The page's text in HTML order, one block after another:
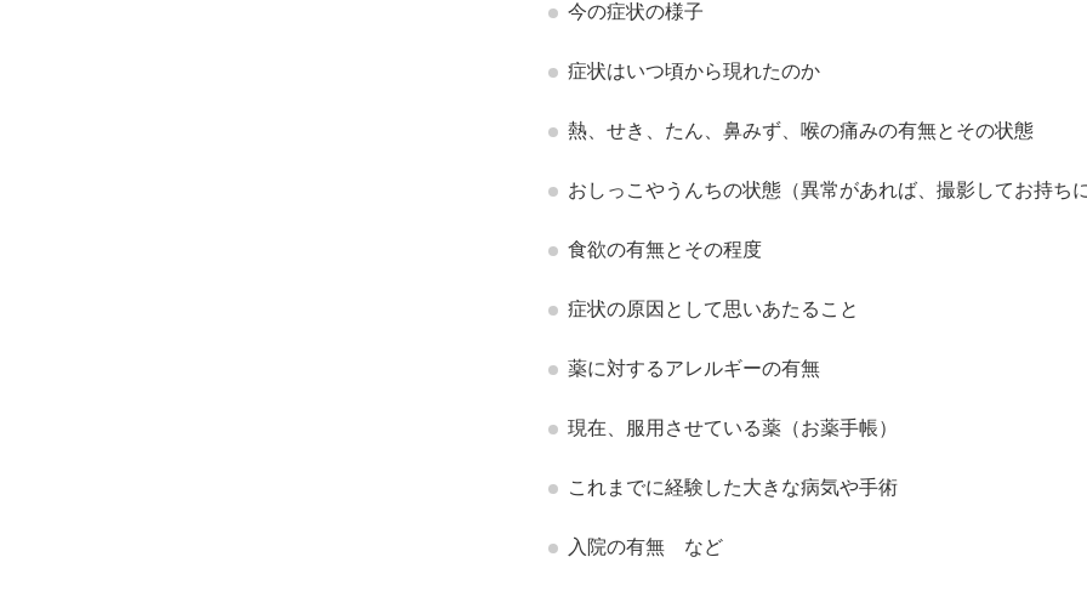
今の症状の様子
症状はいつ頃から現れたのか
熱、せき、たん、鼻みず、喉の痛みの有無とその状態
おしっこやうんちの状態（異常があれば、撮影してお持ち
食欲の有無とその程度
症状の原因として思いあたること
薬に対するアレルギーの有無
現在、服用させている薬（お薬手帳）
これまでに経験した大きな病気や手術
入院の有無 など